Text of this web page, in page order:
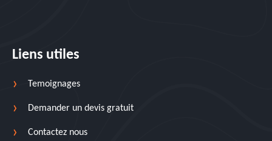
Liens utiles
Temoignages
Demander un devis gratuit
Contactez nous